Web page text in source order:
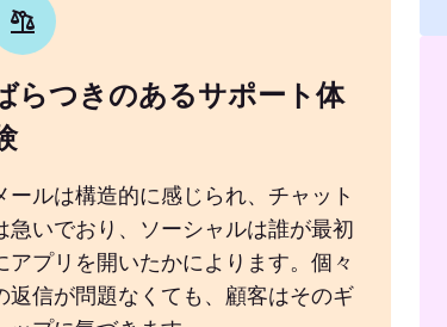
らつきのあるサポート体
ールは構造的に感じられ、チャット
急いでおり、ソーシャルは誰が最初
アプリを開いたかによります。個々
返信が問題なくても、顧客はそのギ